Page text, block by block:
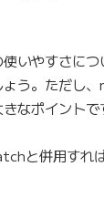
いやすさに
ょう。ただし
なポイントで
と併用すれ